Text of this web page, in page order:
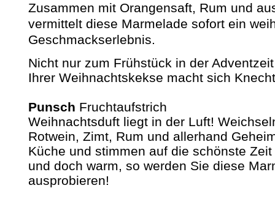
Zusammen mit Orangensaft, Rum und
vermittelt diese Marmelade sofort ein
Geschmackserlebnis.
Nicht nur zum Frühstück in der
Ihrer Weihnachtskekse macht sich
Punsch Fruchtaufstrich
Weihnachtsduft liegt in der Luft!
Rotwein, Zimt, Rum und allerhand
Küche und stimmen auf die schönste
und doch warm, so werden Sie diese
ausprobieren!